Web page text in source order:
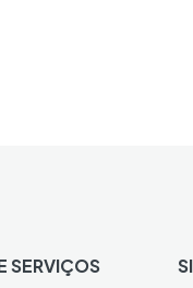
SERVIÇOS